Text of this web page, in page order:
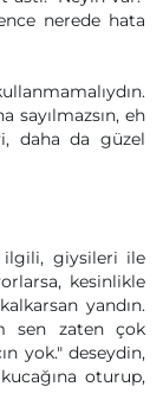
nerede hata
sayılmazsın, eh
daha da güzel
ilgili, giysileri ile
kesinlikle
yandın.
sen zaten çok
yok." deseydin,
oturup,